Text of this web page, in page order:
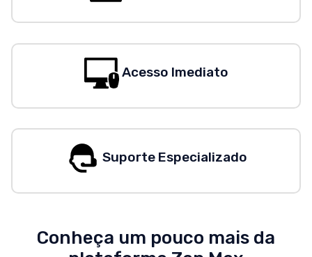
Acesso Imediato
Suporte Especializado
Conheça um pouco mais da